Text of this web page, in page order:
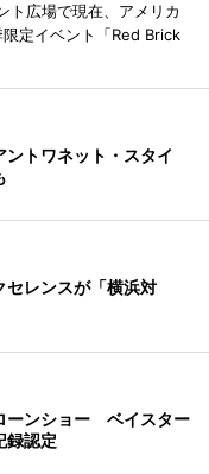
ト広場で現在、アメリカ
定イベント「Red Brick
トワネット・スタイ
セレンスが「横浜対
ーンショー ベイスター
録認定